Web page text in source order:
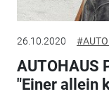
26.10.2020
AUTOHAUS
"Einer allein